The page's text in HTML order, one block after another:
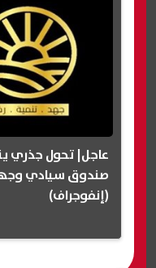
عاجل| تحول جذري
صندوق سيادي
(إنفوجراف)